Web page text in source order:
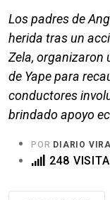
Los padres de
herida tras un
Zela, organizaron
de Yape para
conductores
brindado apoyo
POR DIARIO
248